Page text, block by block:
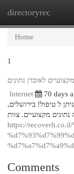
directoryrec
Home
1
לאובדן נתונים
Internet
70 days
ל טיפול! בירושלים,
מקצועיים. צוות
https://
Comments